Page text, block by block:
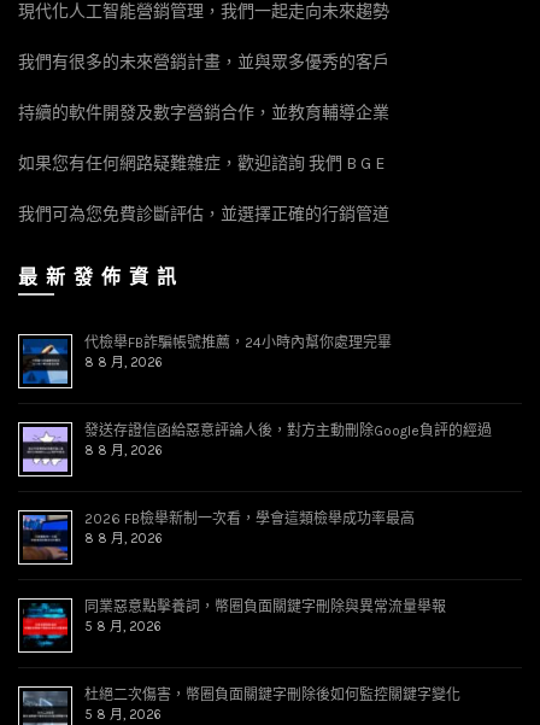
現代化人工智能營銷管理，我們一起走向未來趨勢
我們有很多的未來營銷計畫，並與眾多優秀的客戶
持續的軟件開發及數字營銷合作，並教育輔導企業
如果您有任何網路疑難雜症，歡迎諮詢 我們 B G E
我們可為您免費診斷評估，並選擇正確的行銷管道
最 新 發 佈 資 訊
代檢舉FB詐騙帳號推薦，24小時內幫你處理完畢
8 8 月, 2026
發送存證信函給惡意評論人後，對方主動刪除Google負評的經過
8 8 月, 2026
2026 FB檢舉新制一次看，學會這類檢舉成功率最高
8 8 月, 2026
同業惡意點擊養詞，幣圈負面關鍵字刪除與異常流量舉報
5 8 月, 2026
杜絕二次傷害，幣圈負面關鍵字刪除後如何監控關鍵字變化
5 8 月, 2026